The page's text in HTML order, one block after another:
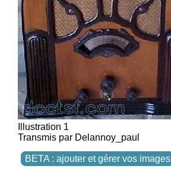
Illustration 1
Transmis par Delannoy_paul
BETA : ajouter et gérer vos images